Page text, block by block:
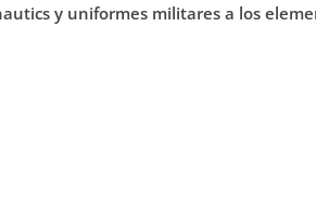
y uniformes militares a los